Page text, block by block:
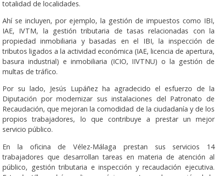
totalidad de localidades.
Ahí se incluyen, por ejemplo, la gestión de impuestos como IBI,
IAE, IVTM, la gestión tributaria de tasas relacionadas con la
propiedad inmobiliaria y basadas en el IBI, la inspección de
tributos ligados a la actividad económica (IAE, licencia de apertura,
basura industrial) e inmobiliaria (ICIO, IIVTNU) o la gestión de
multas de tráfico.
Por su lado, Jesús Lupáñez ha agradecido el esfuerzo de la
Diputación por modernizar sus instalaciones del Patronato de
Recaudación, que mejoran la comodidad de la ciudadanía y de los
propios trabajadores, lo que contribuye a prestar un mejor
servicio público.
En la oficina de Vélez-Málaga prestan sus servicios 14
trabajadores que desarrollan tareas en materia de atención al
público, gestión tributaria e inspección y recaudación ejecutiva.